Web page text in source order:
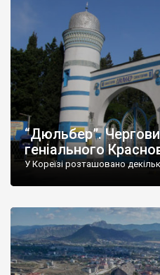
“Дюльбер”.
геніального
У Кореїзі розташовано